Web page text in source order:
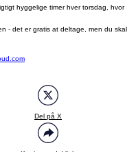
hyggelige timer hver torsdag, hvor
- det er gratis at deltage, men du skal
Del på X